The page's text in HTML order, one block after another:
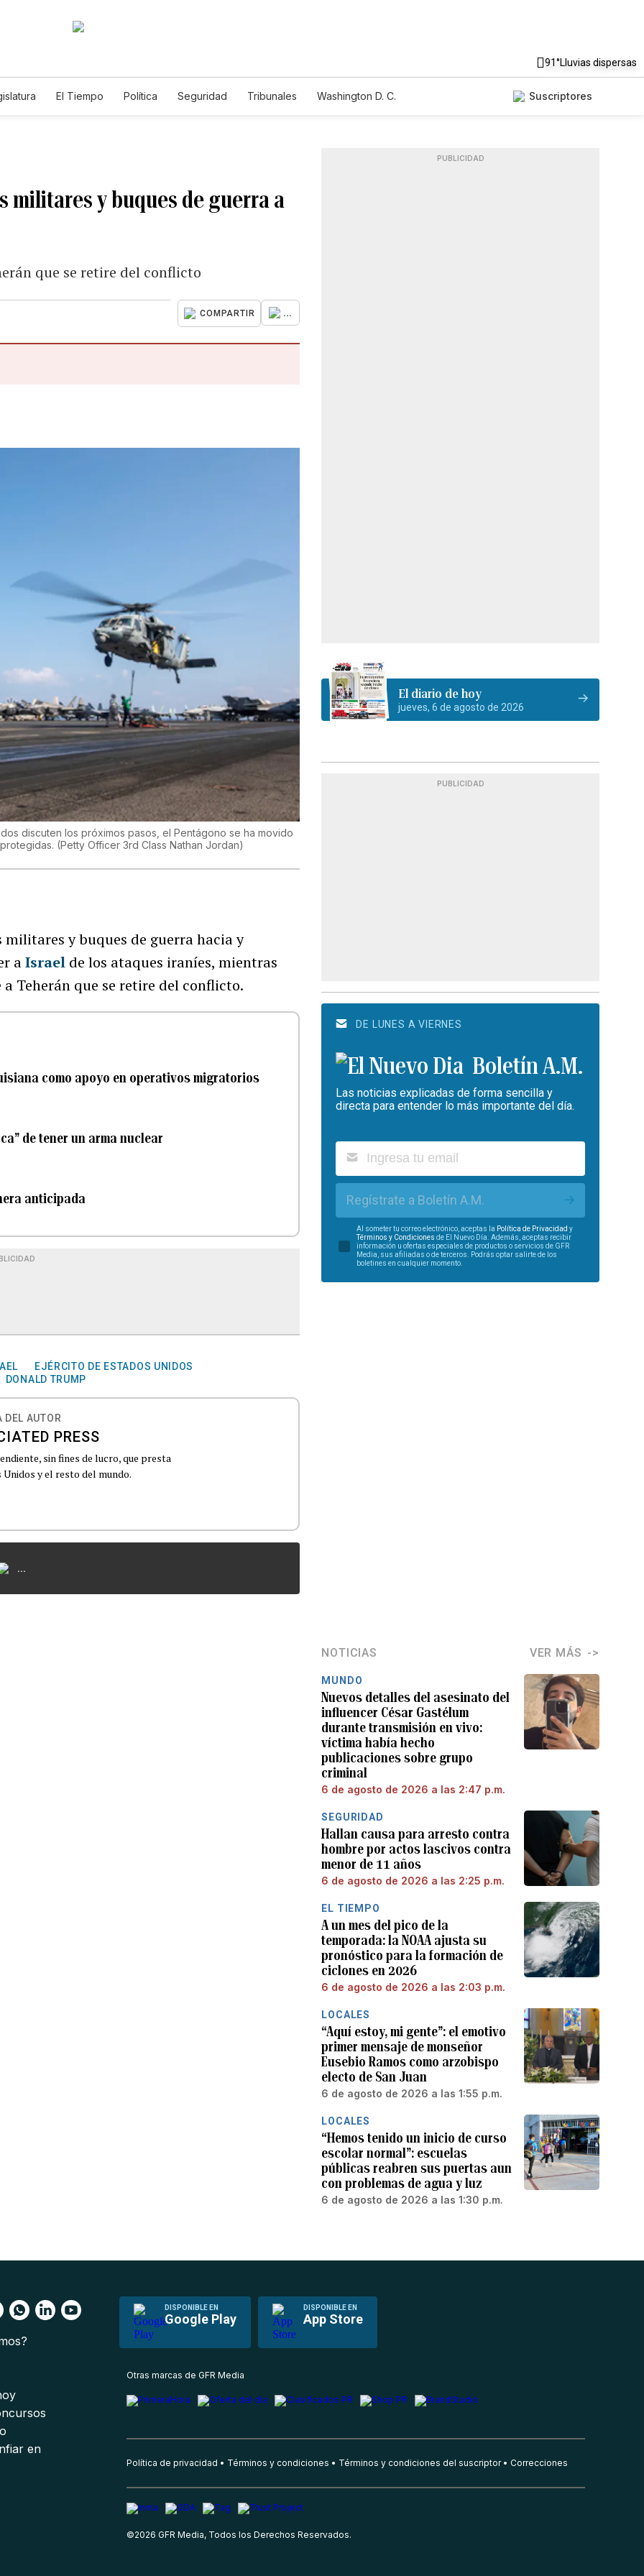
91°Lluvias dispersas
El Tiempo Política Seguridad Tribunales
Washington D. C.
Suscriptores
militares y buques de guerra a
que se retire del conflicto
COMPARTIR ...
discuten los próximos pasos, el Pentágono se ha movido
(Petty Officer 3rd Class Nathan Jordan)
y buques de guerra hacia y
aIsrael de los ataques iraníes, mientras
a Teherán que se retire del conflicto.
como apoyo en operativos migratorios
de tener un arma nuclear
anticipada
EJÉRCITO DE ESTADOS UNIDOS
DONALD TRUMP
DEL AUTOR
PRESS
sin fines de lucro, que presta
y el resto del mundo.
...
PUBLICIDAD
El diario de hoy
jueves, 6 de agosto de 2026
PUBLICIDAD
DE LUNES A VIERNES
Boletín A.M.
Las noticias explicadas de forma sencilla y
directa para entender lo más importante del día.
Regístrate a Boletín A.M.
Al someter tu correo electrónico, aceptas la Política de Privacidad y
Términos y Condiciones de El Nuevo Día. Además, aceptas recibir
información u ofertas especiales de productos o servicios de GFR
Media, sus afiliadas o de terceros. Podrás optar salirte de los
boletines en cualquier momento.
NOTICIAS VER MÁS
MUNDO
Nuevos detalles del asesinato del
influencer César Gastélum
durante transmisión en vivo:
víctima había hecho
publicaciones sobre grupo
criminal
6 de agosto de 2026 a las 2:47 p.m.
SEGURIDAD
Hallan causa para arresto contra
hombre por actos lascivos contra
menor de 11 años
6 de agosto de 2026 a las 2:25 p.m.
EL TIEMPO
A un mes del pico de la
temporada: la NOAA ajusta su
pronóstico para la formación de
ciclones en 2026
6 de agosto de 2026 a las 2:03 p.m.
LOCALES
“Aquí estoy, mi gente”: el emotivo
primer mensaje de monseñor
Eusebio Ramos como arzobispo
electo de San Juan
6 de agosto de 2026 a las 1:55 p.m.
LOCALES
“Hemos tenido un inicio de curso
escolar normal”: escuelas
públicas reabren sus puertas aun
con problemas de agua y luz
6 de agosto de 2026 a las 1:30 p.m.
DISPONIBLE EN
Google Play
DISPONIBLE EN
App Store
en
Otras marcas de GFR Media
Política de privacidad Términos y condiciones Términos y condiciones del suscriptor Correcciones
©2026 GFR Media, Todos los Derechos Reservados.